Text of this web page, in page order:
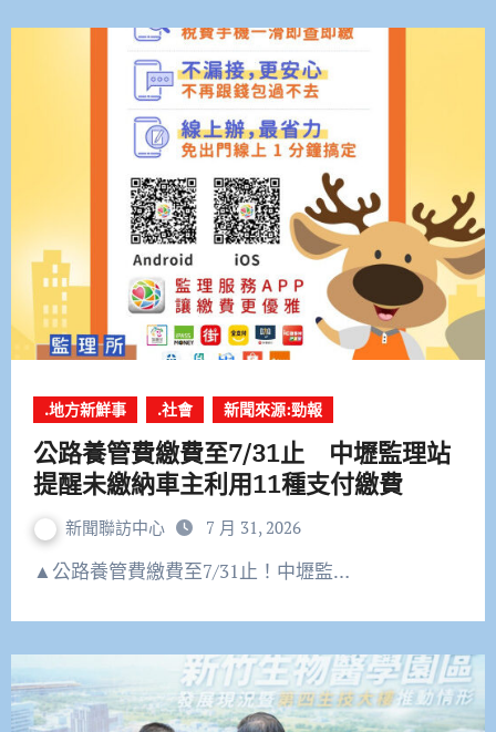
.地方新鮮事 .社會 新聞來源:勁報
公路養管費繳費至7/31止 中壢監理站
提醒未繳納車主利用11種支付繳費
新聞聯訪中心 7 月 31, 2026
▲公路養管費繳費至7/31止！中壢監…